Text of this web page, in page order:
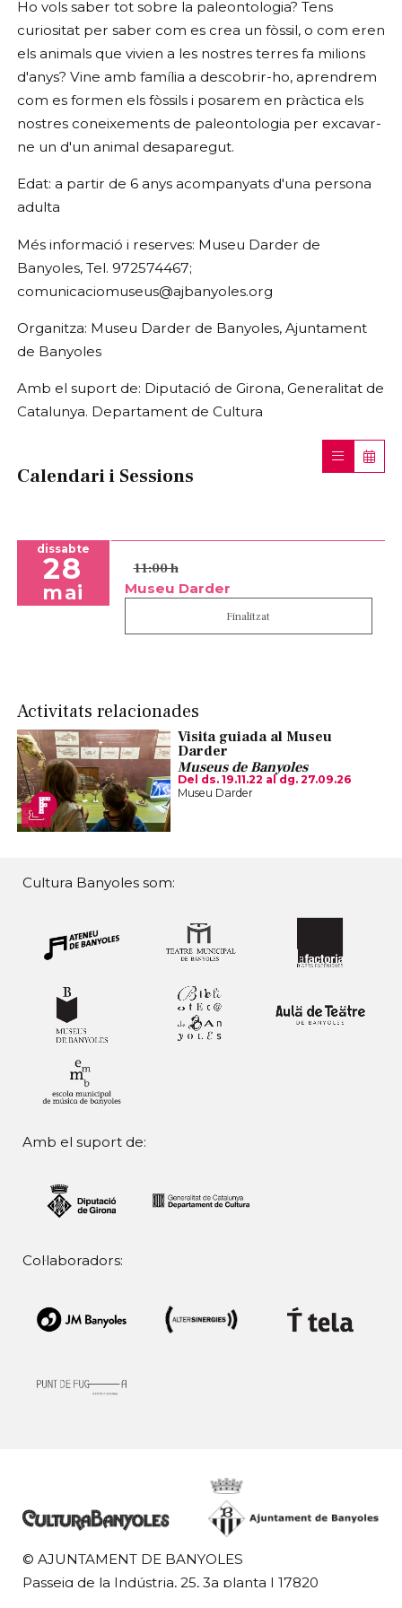
Ho vols saber tot sobre la paleontologia? Tens
curiositat per saber com es crea un fòssil, o com eren
els animals que vivien a les nostres terres fa milions
d'anys? Vine amb família a descobrir-ho, aprendrem
com es formen els fòssils i posarem en pràctica els
nostres coneixements de paleontologia per excavar-
ne un d'un animal desaparegut.
Edat: a partir de 6 anys acompanyats d'una persona
adulta
Més informació i reserves: Museu Darder de
Banyoles, Tel. 972574467;
comunicaciomuseus@ajbanyoles.org
Organitza: Museu Darder de Banyoles, Ajuntament
de Banyoles
Amb el suport de: Diputació de Girona, Generalitat de
Catalunya. Departament de Cultura
Calendari i Sessions
dissabte
28
mai
11:00 h
Museu Darder
Finalitzat
Activitats relacionades
Visita guiada al Museu
Darder
Museus de Banyoles
Del ds. 19.11.22 al dg. 27.09.26
Museu Darder
Cultura Banyoles som:
Amb el suport de:
Col·laboradors:
© AJUNTAMENT DE BANYOLES
Passeig de la Indústria, 25, 3a planta | 17820